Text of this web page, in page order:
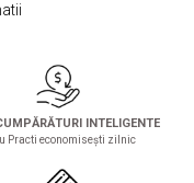
INTELIGENTE
Practi economisești zilnic